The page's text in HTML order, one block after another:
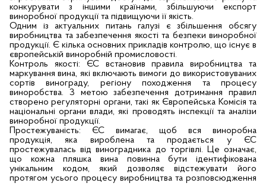
конкурувати з іншими країнами, збільшуючи експорт
виноробної продукції та підвищуючи її якість.
Одним із актуальних питань галузі є збільшення обсягу
виробництва та забезпечення якості та безпеки виноробної
продукції. Є кілька основних прикладів контролю, що існує в
європейській виноробній промисловості.
Контроль якості: ЄС встановив правила виробництва та
маркування вина, які включають вимоги до використовуваних
сортів винограду, регіону походження та процесу
виноробства. З метою забезпечення дотримання правил
створено регуляторні органи, такі як Європейська Комісія та
національні органи влади, які проводять інспекції та аналізи
виноробної продукції.
Простежуваність: ЄС вимагає, щоб вся виноробна
продукція, яка вироблена та продається у ЄС
простежувалась від виноградника до торгівлі. Це означає,
що кожна пляшка вина повинна бути ідентифікована
унікальним кодом, який дозволяє відстежувати його
протягом усього процесу виробництва та розповсюдження